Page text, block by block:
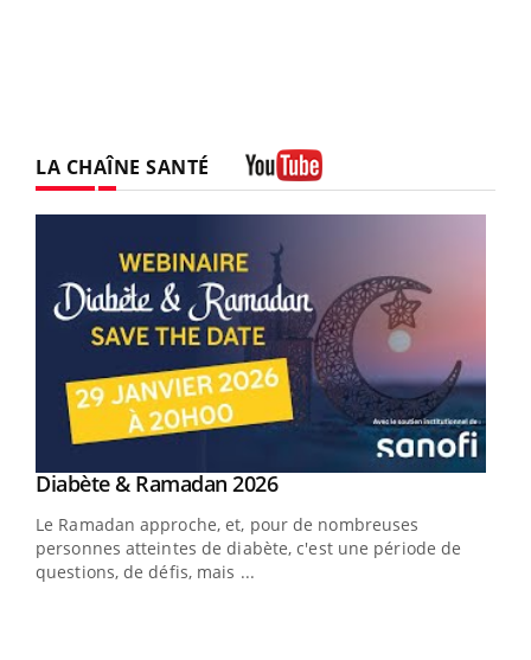
LA CHAÎNE SANTÉ
Youtube
Diabète & Ramadan 2026Youtube
Le Ramadan approche, et, pour de nombreuses
personnes atteintes de diabète, c'est une période de
questions, de défis, mais ...